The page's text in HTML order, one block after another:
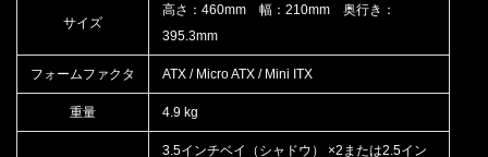
サイズ
高さ：460mm 幅：210mm 奥行き：
395.3mm
フォームファクタ ATX / Micro ATX / Mini ITX
重量 4.9 kg
3.5インチベイ（シャドウ） ×2または2.5イン